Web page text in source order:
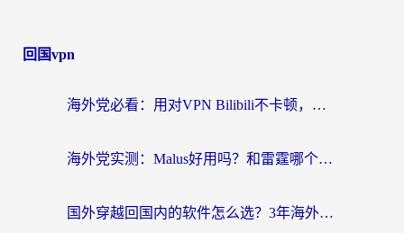
回国vpn
海外党必看：用对VPN Bilibili不卡顿，英国玩国内游戏也丝滑——2026回国加速器选择指南
海外党实测：Malus好用吗？和雷霆哪个好？+ 3款热门加速器深度对比
国外穿越回国内的软件怎么选？3年海外党亲测实用指南，告别地域限制